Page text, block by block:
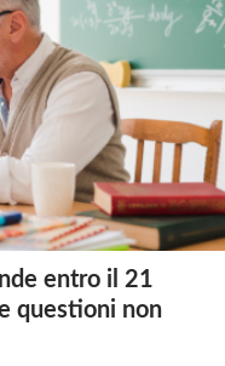
entro il 21
questioni non